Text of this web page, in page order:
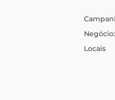
Locais